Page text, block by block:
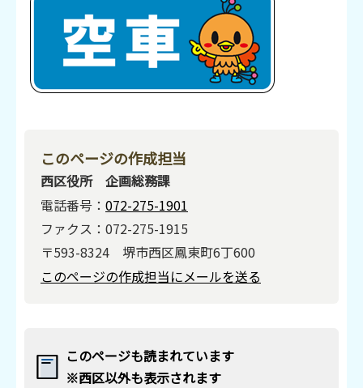
このページの作成担当
西区役所 企画総務課
電話番号： 072-275-1901
ファクス：072-275-1915
〒593-8324 堺市西区鳳東町6丁600
このページの作成担当にメールを送る
このページも読まれています
※西区以外も表示されます